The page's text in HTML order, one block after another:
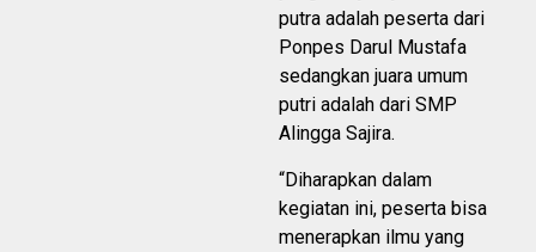
putra adalah peserta dari
Ponpes Darul Mustafa
sedangkan juara umum
putri adalah dari SMP
Alingga Sajira.
“Diharapkan dalam
kegiatan ini, peserta bisa
menerapkan ilmu yang